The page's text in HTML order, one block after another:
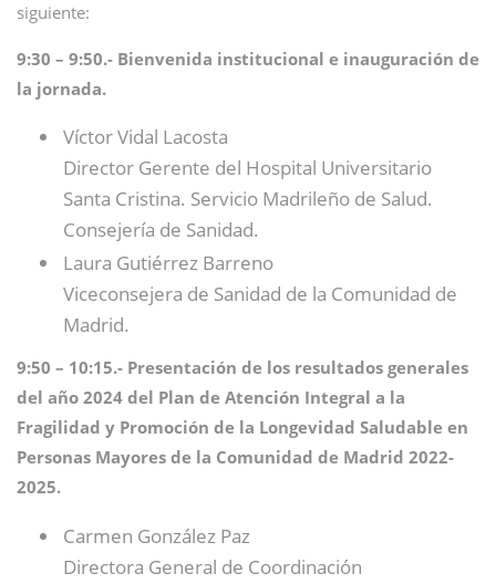
siguiente:
9:30 – 9:50.- Bienvenida institucional e inauguración de
la jornada.
Víctor Vidal Lacosta
Director Gerente del Hospital Universitario
Santa Cristina. Servicio Madrileño de Salud.
Consejería de Sanidad.
Laura Gutiérrez Barreno
Viceconsejera de Sanidad de la Comunidad de
Madrid.
9:50 – 10:15.- Presentación de los resultados generales
del año 2024 del Plan de Atención Integral a la
Fragilidad y Promoción de la Longevidad Saludable en
Personas Mayores de la Comunidad de Madrid 2022-
2025.
Carmen González Paz
Directora General de Coordinación